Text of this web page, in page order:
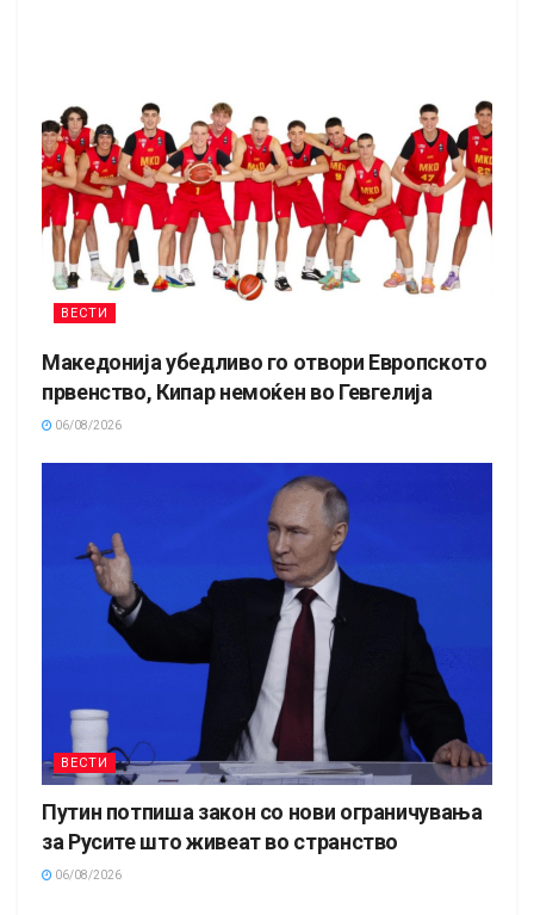
ВЕСТИ
Македонија убедливо го отвори Европското
првенство, Кипар немоќен во Гевгелија
06/08/2026
ВЕСТИ
Путин потпиша закон со нови ограничувања
за Русите што живеат во странство
06/08/2026